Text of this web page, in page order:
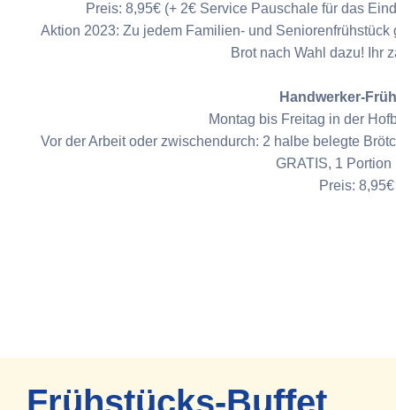
Preis: 8,95€ (+ 2€ Service Pauschale für das
Aktion 2023: Zu jedem Familien- und
Brot nach Wahl dazu! Ihr
Handwerker-
Montag bis Freitag in der
Vor der Arbeit oder zwischendurch: 2 halbe belegte
GRATIS, 1 Portion
Preis: 8,95€
Frühstücks-Buffet